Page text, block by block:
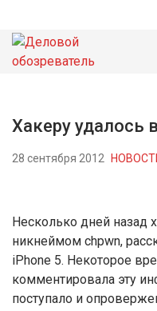
НОВОСТИ
Хакеру удалось
28 сентября 2012
Несколько дней назад
никнеймом chpwn,
iPhone 5. Некоторое
комментировала эту
поступало и